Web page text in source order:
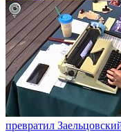
превратил